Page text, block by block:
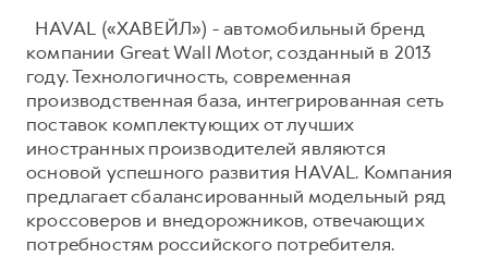
HAVAL («ХАВЕЙЛ») - автомобильный бренд
компании Great Wall Motor, созданный в 2013
году. Технологичность, современная
производственная база, интегрированная сеть
поставок комплектующих от лучших
иностранных производителей являются
основой успешного развития HAVAL. Компания
предлагает сбалансированный модельный ряд
кроссоверов и внедорожников, отвечающих
потребностям российского потребителя.